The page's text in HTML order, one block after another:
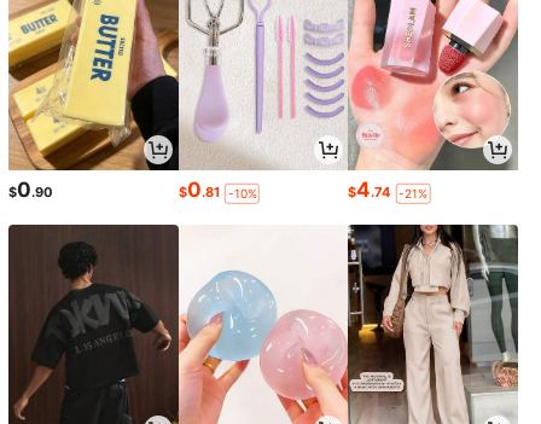
$0.90 $0.81 -10% $4.74 -21%